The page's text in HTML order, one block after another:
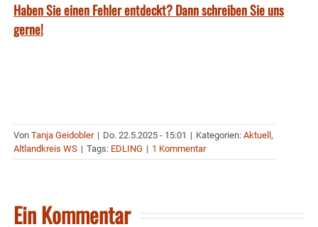
Haben Sie einen Fehler entdeckt? Dann schreiben Sie uns
gerne!
Von Tanja Geidobler | Do. 22.5.2025 - 15:01 | Kategorien: Aktuell ,
Altlandkreis WS | Tags: EDLING | 1 Kommentar
Ein Kommentar